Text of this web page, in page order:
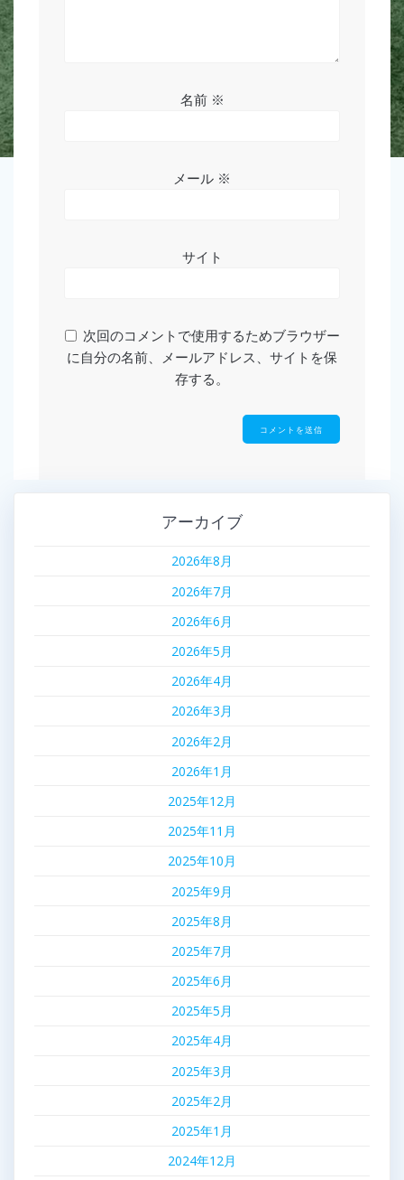
名前 ※
メール ※
サイト
次回のコメントで使用するためブラウザー
に自分の名前、メールアドレス、サイトを保
存する。
アーカイブ
2026年8月
2026年7月
2026年6月
2026年5月
2026年4月
2026年3月
2026年2月
2026年1月
2025年12月
2025年11月
2025年10月
2025年9月
2025年8月
2025年7月
2025年6月
2025年5月
2025年4月
2025年3月
2025年2月
2025年1月
2024年12月